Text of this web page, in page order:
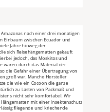
nach einer drei monatigen
Einbaum zwischen Ecuador und
Jahre hinweg der
sich Reisehängematten gekauft
jedoch, das Moskitos und
waren durch das Material der
die Gefahr einer Übertragung von
groß war. Manche Hersteller
die wie ein Cocoon die ganze
zu Lasten von Packmaß und
nicht sehr komfortabel. Wir
mit einer Insektenschutz
fliegende und kriechende